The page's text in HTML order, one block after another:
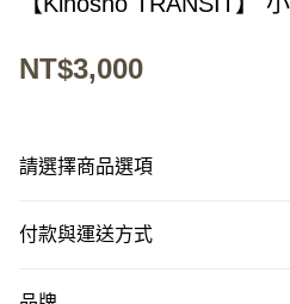
NT$3,000
請選擇商品選項
付款與運送方式